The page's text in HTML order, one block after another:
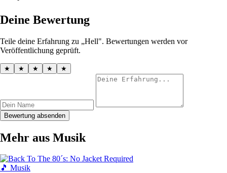
Deine Bewertung
Teile deine Erfahrung zu „Hell". Bewertungen werden vor
Veröffentlichung geprüft.
★ ★ ★ ★ ★
Bewertung absenden
Mehr aus Musik
🎵 Musik